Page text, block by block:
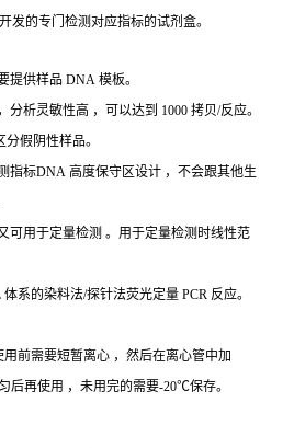
发的专门检测对应指标的试剂盒。
供样品 DNA 模板。
析灵敏性高 ，可以达到 1000 拷贝/反应。
假阴性样品。
指标DNA 高度保守区设计 ，不会跟其他生
用于定量检测 。用于定量检测时线性范
系的染料法/探针法荧光定量 PCR 反应。
前需要短暂离心 ，然后在离心管中加
后再使用 ，未用完的需要-20℃保存。